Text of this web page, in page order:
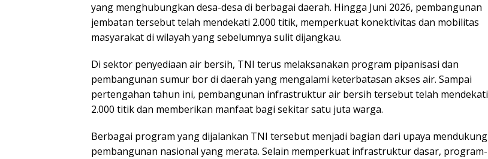
yang menghubungkan desa-desa di berbagai daerah. Hingga Juni 2026, pembangunan
jembatan tersebut telah mendekati 2.000 titik, memperkuat konektivitas dan mobilitas
masyarakat di wilayah yang sebelumnya sulit dijangkau.
Di sektor penyediaan air bersih, TNI terus melaksanakan program pipanisasi dan
pembangunan sumur bor di daerah yang mengalami keterbatasan akses air. Sampai
pertengahan tahun ini, pembangunan infrastruktur air bersih tersebut telah mendekati
2.000 titik dan memberikan manfaat bagi sekitar satu juta warga.
Berbagai program yang dijalankan TNI tersebut menjadi bagian dari upaya mendukung
pembangunan nasional yang merata. Selain memperkuat infrastruktur dasar, program-